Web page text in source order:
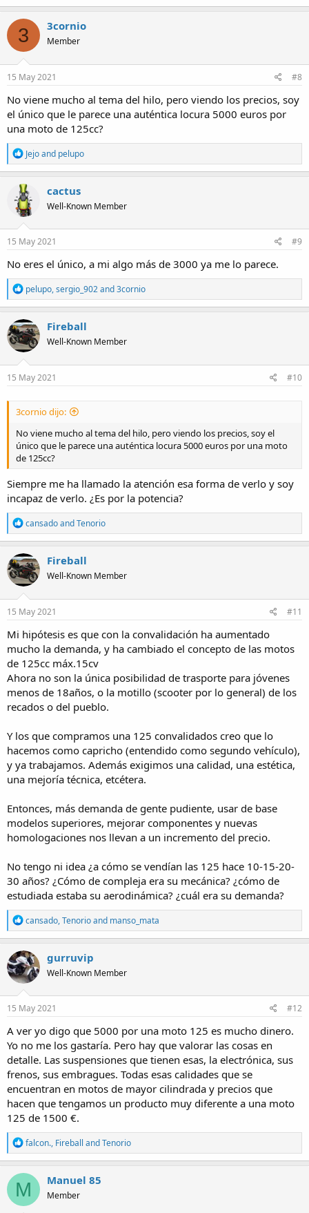
3 3cornio
Member
15 May 2021 #8
No viene mucho al tema del hilo, pero viendo los precios, soy
el único que le parece una auténtica locura 5000 euros por
una moto de 125cc?
R
e
a
c
t
i
o
n
s
Jejoand pelupo
cactus
Well-Known Member
15 May 2021 #9
No eres el único, a mi algo más de 3000 ya me lo parece.
R
e
a
c
t
i
o
n
s
pelupo,sergio_902and3cornio
Fireball
Well-Known Member
15 May 2021 #10
3cornio dijo:
No viene mucho al tema del hilo, pero viendo los precios, soy el
único que le parece una auténtica locura 5000 euros por una moto
de 125cc?
Siempre me ha llamado la atención esa forma de verlo y soy
incapaz de verlo. ¿Es por la potencia?
R
e
a
c
t
i
o
n
s
cansadoandTenorio
Fireball
Well-Known Member
15 May 2021 #11
Mi hipótesis es que con la convalidación ha aumentado
mucho la demanda, y ha cambiado el concepto de las motos
de 125cc máx.15cv
Ahora no son la única posibilidad de trasporte para jóvenes
menos de 18años, o la motillo (scooter por lo general) de los
recados o del pueblo.
Y los que compramos una 125 convalidados creo que lo
hacemos como capricho (entendido como segundo vehículo),
y ya trabajamos. Además exigimos una calidad, una estética,
una mejoría técnica, etcétera.
Entonces, más demanda de gente pudiente, usar de base
modelos superiores, mejorar componentes y nuevas
homologaciones nos llevan a un incremento del precio.
No tengo ni idea ¿a cómo se vendían las 125 hace 10-15-20-
30 años? ¿Cómo de compleja era su mecánica? ¿cómo de
estudiada estaba su aerodinámica? ¿cuál era su demanda?
R
e
a
c
t
i
o
n
s
cansado,Tenorioand manso_mata
gurruvip
Well-Known Member
15 May 2021 #12
A ver yo digo que 5000 por una moto 125 es mucho dinero.
Yo no me los gastaría. Pero hay que valorar las cosas en
detalle. Las suspensiones que tienen esas, la electrónica, sus
frenos, sus embragues. Todas esas calidades que se
encuentran en motos de mayor cilindrada y precios que
hacen que tengamos un producto muy diferente a una moto
125 de 1500 €.
R
e
a
c
t
i
o
falcon., Fireball andTenorio
M Manuel 85
Member